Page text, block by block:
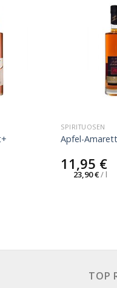
SPIRITUOSEN
Apfel-
11,95 €
23,90€/ l
TOP